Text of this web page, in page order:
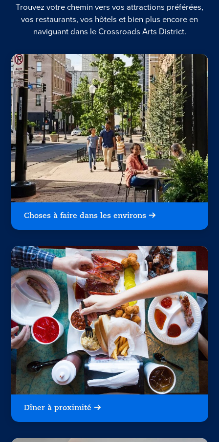
Trouvez votre chemin vers vos attractions préférées,
vos restaurants, vos hôtels et bien plus encore en
naviguant dans le Crossroads Arts District.
Choses à faire dans les environs
Dîner à proximité